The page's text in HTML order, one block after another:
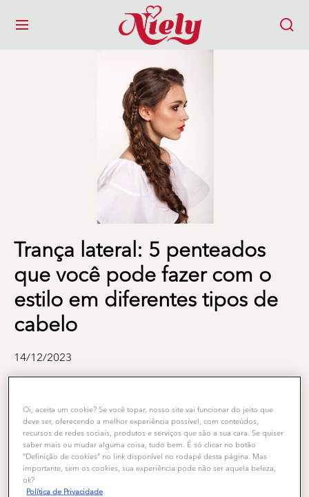
MENU
Trança lateral: 5 penteados
que você pode fazer com o
estilo em diferentes tipos de
cabelo
14/12/2023
Penteados Penteados Cabelos Cacheados
Penteados Para Formatura Tranças Trança Lateral
Penteados Para Festa
A trança lateral é um penteado tão versátil que
separamos 5 modelos para você copiar em casa. Confira
fotos e dicas em vários tipos de cabelo!
Oi, aceita um cookie? Se você topar, nosso site vai funcionar do jeito que
deve ser, oferecendo a melhor experiência possível, com conteúdos,
recursos de redes sociais, produtos e serviços que são a sua cara. Se quiser
saber mais ou mudar alguma coisa, tudo bem. É só clicar no botão
“Definição de cookies” no link disponível no rodapé desta página. Mas
importante, sem os cookies, sua experiência pode não ser aquela beleza,
ok?
Política de Privacidade